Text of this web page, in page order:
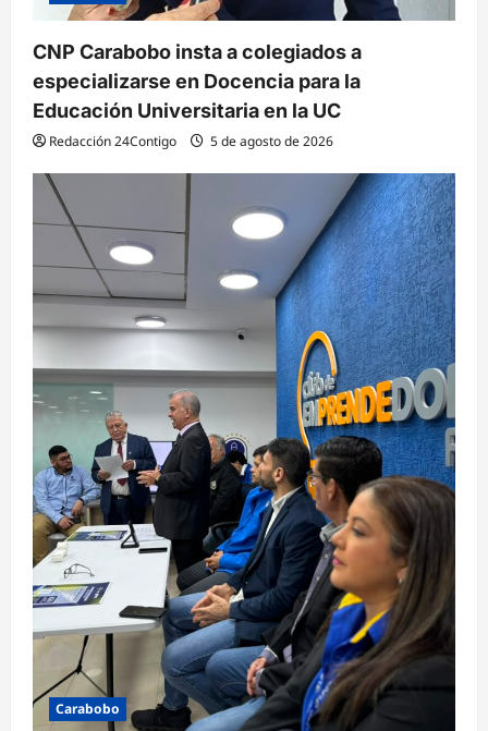
CNP Carabobo insta a colegiados a
especializarse en Docencia para la
Educación Universitaria en la UC
Redacción 24Contigo 5 de agosto de 2026
Carabobo